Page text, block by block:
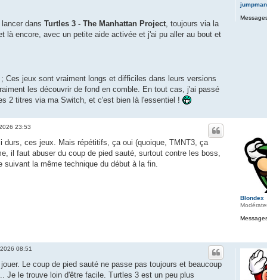
jumpman
dans Turtles 3 - The Manhattan Project , toujours via la
là encore, avec un petite aide activée et j'ai pu aller au bout et
Ces jeux sont vraiment longs et difficiles dans leurs versions
les découvrir de fond en comble. En tout cas, j'ai passé
2 titres via ma Switch, et c'est bien là l'essentiel !
Blondex
23:53
durs, ces jeux. Mais répétitifs, ça oui (quoique, TMNT3, ça
il faut abuser du coup de pied sauté, surtout contre les boss,
suivant la même technique du début à la fin.
08:51
Le coup de pied sauté ne passe pas toujours et beaucoup
Je le trouve loin d'être facile. Turtles 3 est un peu plus